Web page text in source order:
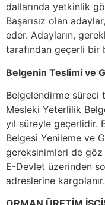
dallarında yetkinlik
Başarısız olan
eder. Adayların,
tarafından geçerli bir
Belgenin Teslimi ve
Belgelendirme süreci
Mesleki Yeterlilik
yıl süreyle geçerlidir.
Belgesi Yenileme ve
gereksinimleri de göz
E-Devlet üzerinden
adreslerine kargolanır.